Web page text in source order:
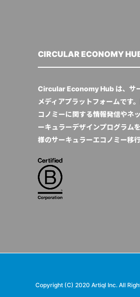
CIRCULAR ECONOMY
Circular Economy Hub は、サ
メディアプラットフォームです
コノミーに関する情報発信やネ
ーキュラーデザインプログラム
様のサーキュラーエコノミー移
Copyright (C) 2020 Artiql Inc. All